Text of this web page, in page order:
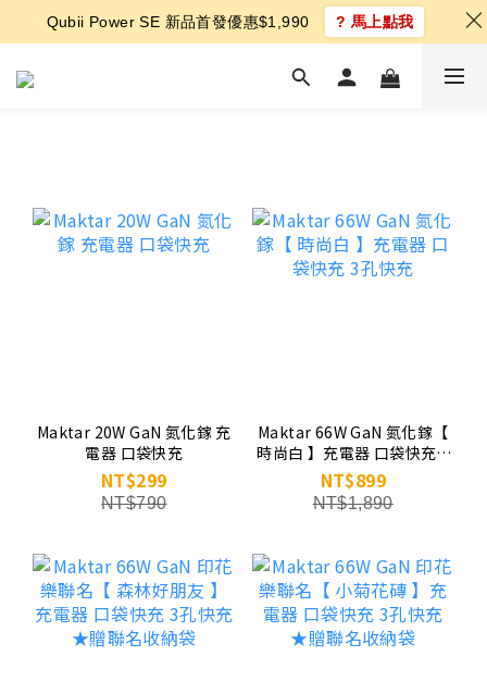
Maktar 20W GaN 氮化鎵 充
電器 口袋快充
NT$299
NT$790
Maktar 66W GaN 氮化鎵【
時尚白 】充電器 口袋快充 3
孔快充
NT$899
NT$1,890
Qubii Power SE 新品首發優惠$1,990 ? 馬上點我